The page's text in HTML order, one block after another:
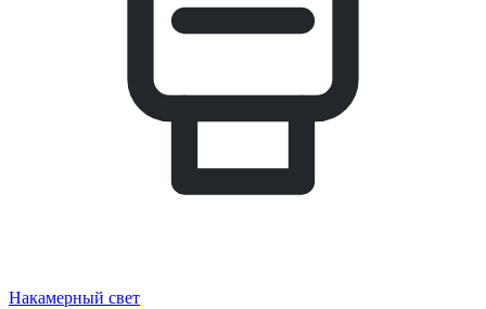
Накамерный свет